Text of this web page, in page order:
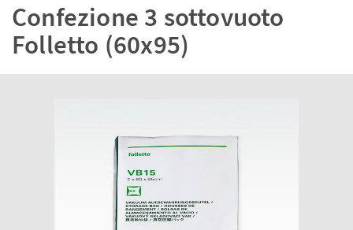
Confezione 3 sottovuoto
Folletto (60x95)